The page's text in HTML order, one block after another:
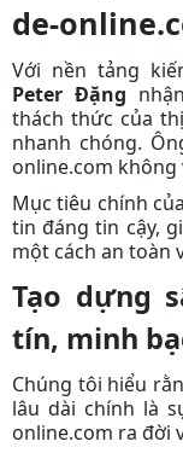
de-
Với nền tảng
Peter Đặng
thách thức của
nhanh chóng.
online.com không
Mục tiêu chính của
tin đáng tin cậy,
một cách an toàn
Tạo dựng
tín, minh
Chúng tôi hiểu
lâu dài chính là
online.com ra đời